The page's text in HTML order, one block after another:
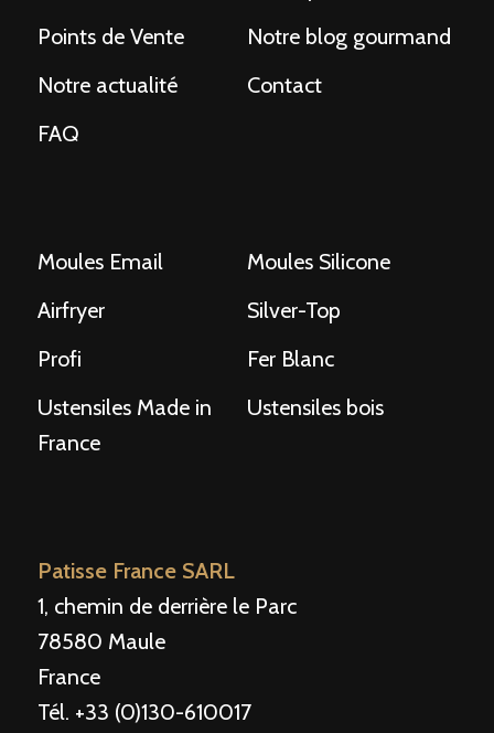
Points de Vente
Notre blog gourmand
Notre actualité
Contact
FAQ
Moules Email
Moules Silicone
Airfryer
Silver-Top
Profi
Fer Blanc
Ustensiles Made in
France
Ustensiles bois
Patisse France SARL
1, chemin de derrière le Parc
78580 Maule
France
Tél. +33 (0)130-610017